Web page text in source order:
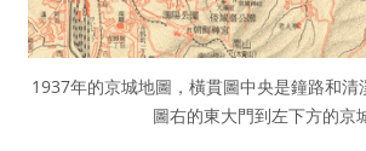
1937年的京城地圖，橫貫圖中央是鐘路和清
圖右的東大門到左下方的京